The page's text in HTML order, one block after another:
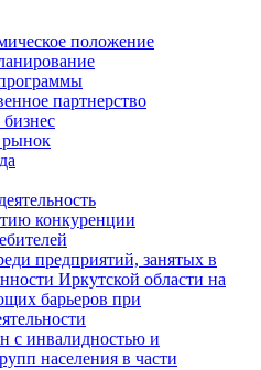
положение
партнерство
рынок
конкуренции
предприятий, занятых в
Иркутской области на
барьеров при
с инвалидностью и
населения в части